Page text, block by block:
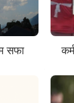
सफा